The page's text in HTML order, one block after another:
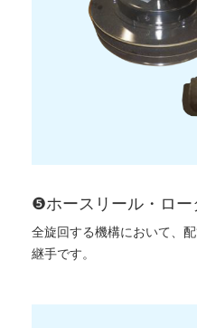
❺ホースリール・ロー
全旋回する機構において、
継手です。